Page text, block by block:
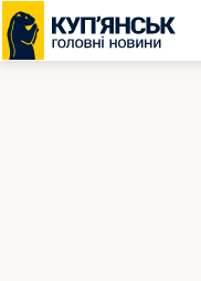
Перейти
до
вмісту